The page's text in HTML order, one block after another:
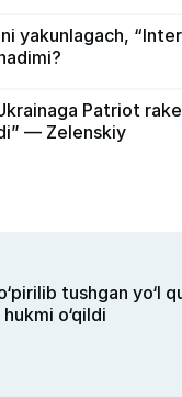
yakunlagach,
Patriot
— Zelenskiy
tushgan yo‘l
o‘qildi